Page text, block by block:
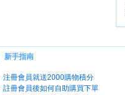
新手指南
注冊會員就送2000購物積分
註冊會員後如何自助購買下單